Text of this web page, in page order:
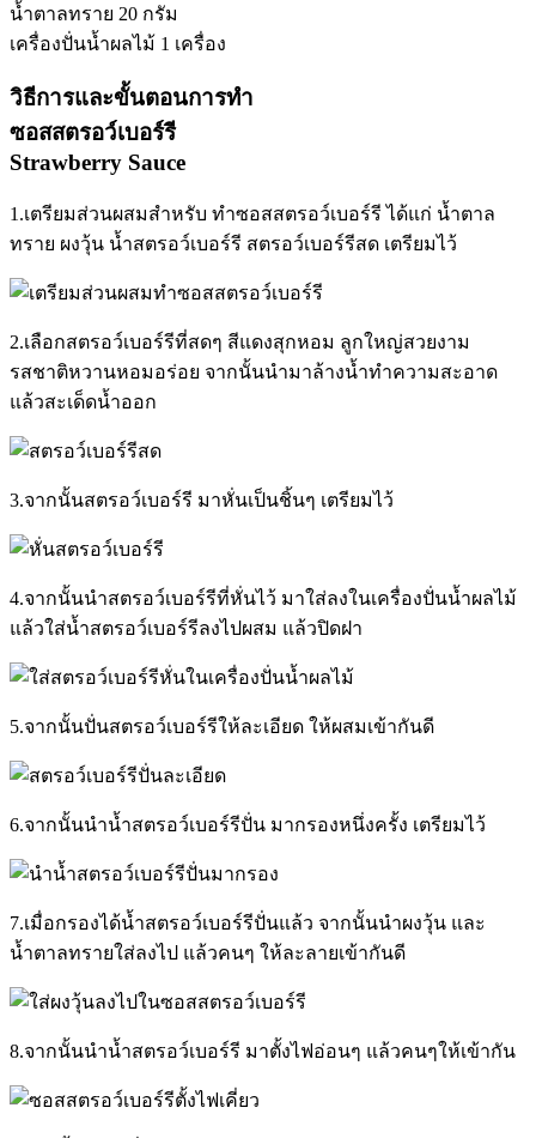
น้ำตาลทราย 20 กรัม
เครื่องปั่นน้ำผลไม้ 1 เครื่อง
วิธีการและขั้นตอนการทำ
ซอสสตรอว์เบอร์รี
Strawberry Sauce
1.เตรียมส่วนผสมสำหรับ ทำซอสสตรอว์เบอร์รี ได้แก่ น้ำตาล
ทราย ผงวุ้น น้ำสตรอว์เบอร์รี สตรอว์เบอร์รีสด เตรียมไว้
2.เลือกสตรอว์เบอร์รีที่สดๆ สีแดงสุกหอม ลูกใหญ่สวยงาม
รสชาติหวานหอมอร่อย จากนั้นนำมาล้างน้ำทำความสะอาด
แล้วสะเด็ดน้ำออก
3.จากนั้นสตรอว์เบอร์รี มาหั่นเป็นชิ้นๆ เตรียมไว้
4.จากนั้นนำสตรอว์เบอร์รีที่หั่นไว้ มาใส่ลงในเครื่องปั่นน้ำผลไม้
แล้วใส่น้ำสตรอว์เบอร์รีลงไปผสม แล้วปิดฝา
5.จากนั้นปั่นสตรอว์เบอร์รีให้ละเอียด ให้ผสมเข้ากันดี
6.จากนั้นนำน้ำสตรอว์เบอร์รีปั่น มากรองหนึ่งครั้ง เตรียมไว้
7.เมื่อกรองได้น้ำสตรอว์เบอร์รีปั่นแล้ว จากนั้นนำผงวุ้น และ
น้ำตาลทรายใส่ลงไป แล้วคนๆ ให้ละลายเข้ากันดี
8.จากนั้นนำน้ำสตรอว์เบอร์รี มาตั้งไฟอ่อนๆ แล้วคนๆให้เข้ากัน